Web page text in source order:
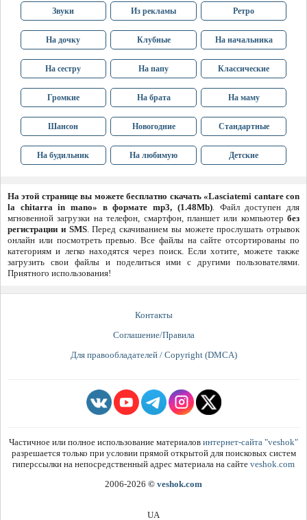
Звуки Из рекламы Ретро
На дочку Клубные На начальника
На сестру На папу Классические
Громкие На брата На маму
Шансон Новогодние Стандартные
На будильник На любимую Детские
На этой странице вы можете бесплатно скачать «Lasciatemi cantare con
la chitarra in mano» в формате mp3, (1.48Mb). Файл доступен для
мгновенной загрузки на телефон, смартфон, планшет или компьютер без
регистрации и SMS. Перед скачиванием вы можете прослушать отрывок
онлайн или посмотреть превью. Все файлы на сайте отсортированы по
категориям и легко находятся через поиск. Если хотите, можете также
загрузить свои файлы и поделиться ими с другими пользователями.
Приятного использования!
Контакты
Соглашение/Правила
Для правообладателей / Copyright (DMCA)
Частичное или полное использование материалов интернет-сайта "veshok"
разрешается только при условии прямой открытой для поисковых систем
гиперссылки на непосредственный адрес материала на сайте veshok.com
2006-2026 © veshok.com
UA